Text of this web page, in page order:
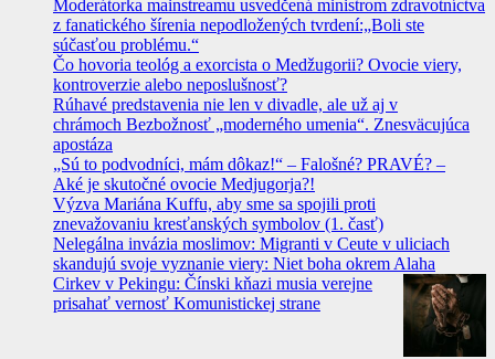
Moderátorka mainstreamu usvedčená ministrom zdravotníctva
z fanatického šírenia nepodložených tvrdení:„Boli ste
súčasťou problému.“
Čo hovoria teológ a exorcista o Medžugorii? Ovocie viery,
kontroverzie alebo neposlušnosť?
Rúhavé predstavenia nie len v divadle, ale už aj v
chrámoch Bezbožnosť „moderného umenia“. Znesväcujúca
apostáza
„Sú to podvodníci, mám dôkaz!“ – Falošné? PRAVÉ? –
Aké je skutočné ovocie Medjugorja?!
Výzva Mariána Kuffu, aby sme sa spojili proti
znevažovaniu kresťanských symbolov (1. časť)
Nelegálna invázia moslimov: Migranti v Ceute v uliciach
skandujú svoje vyznanie viery: Niet boha okrem Alaha
Cirkev v Pekingu: Čínski kňazi musia verejne
prisahať vernosť Komunistickej strane